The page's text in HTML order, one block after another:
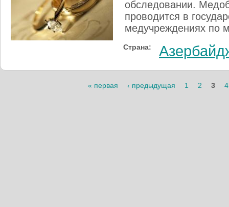
обследовании.
проводится в
медучреждениях по
Страна:
« первая ‹ предыдущая 1 2 3 4